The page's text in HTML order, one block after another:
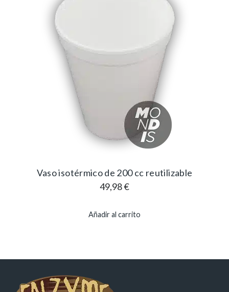
Vaso isotérmico de 200 cc reutilizable
49,98€
Añadir al carrito